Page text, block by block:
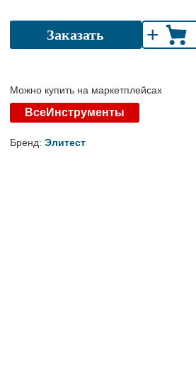
Заказать +
Можно купить на маркетплейсах
ВсеИнструменты
Бренд: Элитест